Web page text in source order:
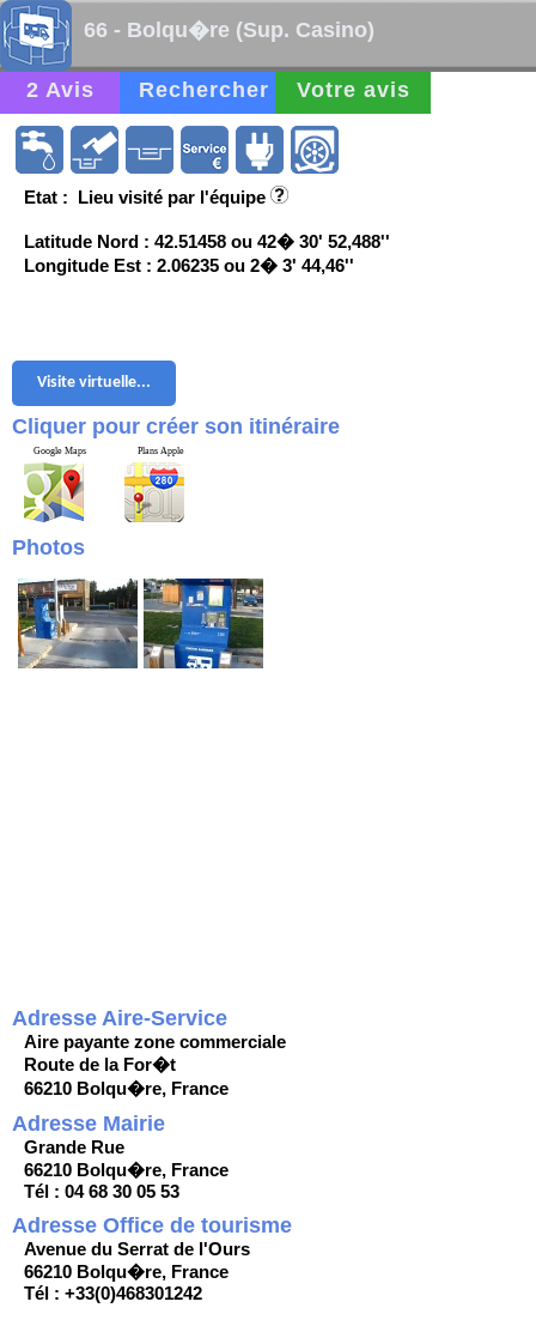
66 - Bolqu�re (Sup. Casino)
2 Avis Rechercher Votre avis
Etat : Lieu visité par l'équipe
Latitude Nord : 42.51458 ou 42� 30' 52,488''
Longitude Est : 2.06235 ou 2� 3' 44,46''
Visite virtuelle...
Cliquer pour créer son itinéraire
Google Maps Plans Apple
Photos
Adresse Aire-Service
Aire payante zone commerciale
Route de la For�t
66210 Bolqu�re, France
Adresse Mairie
Grande Rue
66210 Bolqu�re, France
Tél : 04 68 30 05 53
Adresse Office de tourisme
Avenue du Serrat de l'Ours
66210 Bolqu�re, France
Tél : +33(0)468301242